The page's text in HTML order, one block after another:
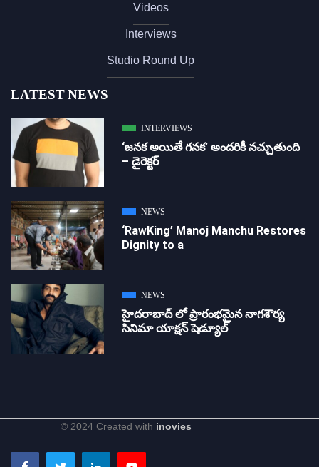
Videos
Interviews
Studio Round Up
LATEST NEWS
INTERVIEWS
‘జ‌న‌క అయితే గ‌న‌క‌’ అందరికీ నచ్చుతుంది
– డైరెక్ట‌ర్
NEWS
‘RawKing’ Manoj Manchu Restores
Dignity to a
NEWS
హైదరాబాద్ లో ప్రారంభమైన నాగశౌర్య
సినిమా యాక్షన్ షెడ్యూల్
© 2024 Created with inovies